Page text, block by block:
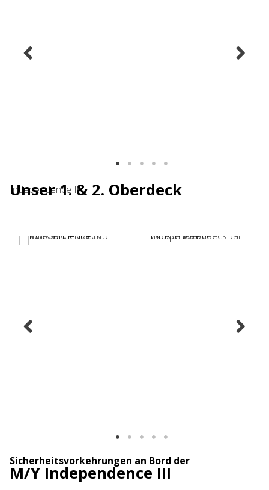
Independence IiI
Unser 1. & 2. Oberdeck
Sicherheitsvorkehrungen an Bord der
M/Y Independence III